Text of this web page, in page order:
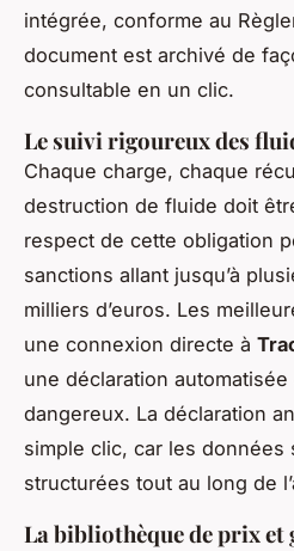
intégrée, conforme au
document est archivé de
consultable en un clic.
Le suivi rigoureux des
Chaque charge, chaque
destruction de fluide doit
respect de cette obligation
sanctions allant jusqu’à
milliers d’euros. Les
une connexion directe à
une déclaration
dangereux. La déclaration
simple clic, car les
structurées tout au long de
La bibliothèque de prix et